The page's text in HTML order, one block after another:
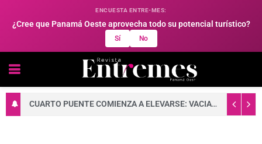
ENCUESTA ENTRE-MES:
¿Cree que Panamá Oeste aprovecha todo su potencial turístico?
Sí No
CUARTO PUENTE COMIENZA A ELEVARSE: VACIADO DE CONCRETO FORTALECE LA BASE DE UNA DE SUS TORRES PRINCIPALES